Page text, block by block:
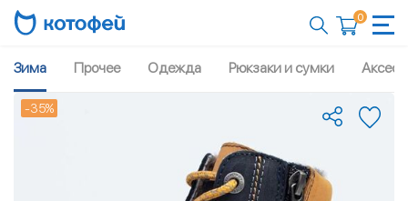
0
Зима Прочее Одежда Рюкзаки и сумки
-35%